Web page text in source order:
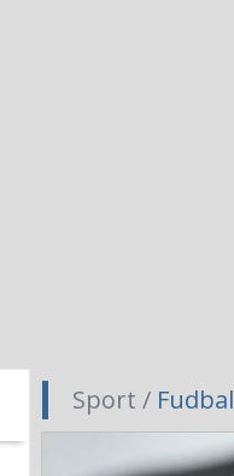
Sport / Fudbal